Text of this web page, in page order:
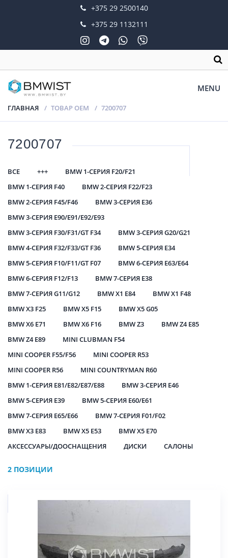
+375 29 2500140
+375 29 1132111
MENU
ГЛАВНАЯ ТОВАР OEM 7200707
7200707
ВСЕ +++
BMW 1-СЕРИЯ F20/F21
BMW 1-СЕРИЯ F40
BMW 2-СЕРИЯ F22/F23
BMW 2-СЕРИЯ F45/F46
BMW 3-СЕРИЯ E36
BMW 3-СЕРИЯ E90/E91/E92/E93
BMW 3-СЕРИЯ F30/F31/GT F34
BMW 3-СЕРИЯ G20/G21
BMW 4-СЕРИЯ F32/F33/GT F36
BMW 5-СЕРИЯ E34
BMW 5-СЕРИЯ F10/F11/GT F07
BMW 6-СЕРИЯ E63/E64
BMW 6-СЕРИЯ F12/F13
BMW 7-СЕРИЯ E38
BMW 7-СЕРИЯ G11/G12
BMW X1 E84
BMW X1 F48
BMW X3 F25
BMW X5 F15
BMW X5 G05
BMW X6 E71
BMW X6 F16 BMW Z3
BMW Z4 E85
BMW Z4 E89
MINI CLUBMAN F54
MINI COOPER F55/F56
MINI COOPER R53
MINI COOPER R56
MINI COUNTRYMAN R60
BMW 1-СЕРИЯ E81/E82/E87/E88
BMW 3-СЕРИЯ E46
BMW 5-СЕРИЯ E39
BMW 5-СЕРИЯ E60/E61
BMW 7-СЕРИЯ E65/E66
BMW 7-СЕРИЯ F01/F02
BMW X3 E83
BMW X5 E53
BMW X5 E70
АКСЕССУАРЫ/ДООСНАЩЕНИЯ
ДИСКИ САЛОНЫ
2 ПОЗИЦИИ